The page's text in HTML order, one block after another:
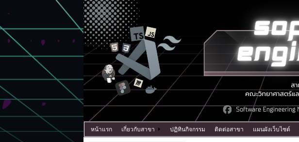
หน้าแรก เกี่ยวกับสาขา ปฏิทินกิจกรรม ติดต่อสาขา แผนผังเว็บไซต์